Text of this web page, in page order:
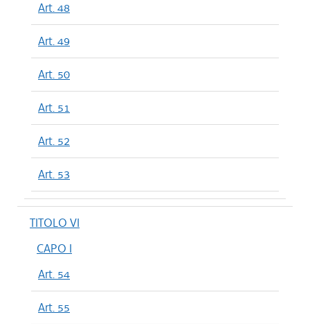
Art. 48
Art. 49
Art. 50
Art. 51
Art. 52
Art. 53
TITOLO VI
CAPO I
Art. 54
Art. 55